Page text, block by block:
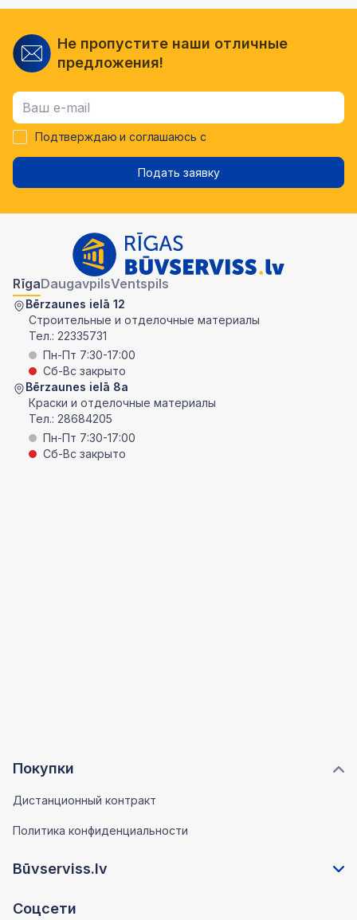
Не пропустите наши отличные
предложения!
Подтверждаю и соглашаюсь с
Подать заявку
Покупки
Дистанционный контракт
Политика конфиденциальности
Būvserviss.lv
Соцсети
RīgaDaugavpilsVentspils
Bērzaunes ielā 12
Строительные и отделочные материалы
Тел.: 22335731
Пн-Пт 7:30-17:00
Сб-Вс закрыто
Bērzaunes ielā 8a
Краски и отделочные материалы
Тел.: 28684205
Пн-Пт 7:30-17:00
Сб-Вс закрыто